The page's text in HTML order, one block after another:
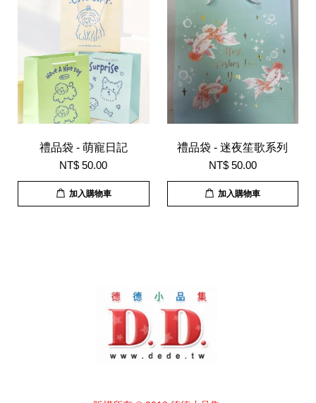
禮品袋 - 萌寵日記
NT$ 50.00
加入購物車
禮品袋 - 迷夜笙歌系列
NT$ 50.00
加入購物車